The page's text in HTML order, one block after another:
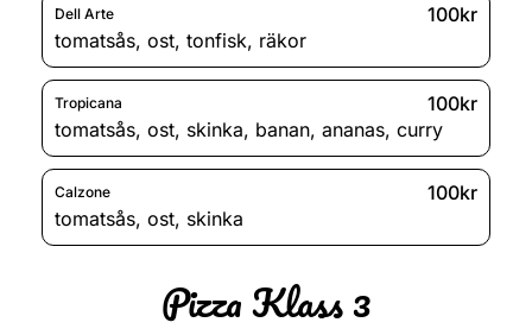
Dell Arte
100kr
tomatsås, ost, tonfisk, räkor
Tropicana
100kr
tomatsås, ost, skinka, banan, ananas, curry
Calzone
100kr
tomatsås, ost, skinka
Pizza Klass 3